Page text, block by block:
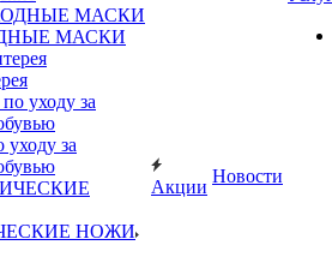
МАСКИ
уходу за
НОЖИ
Акции
Новости